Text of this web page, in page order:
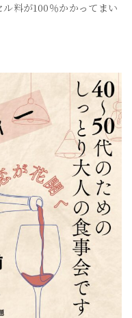
料が100％かかってまい